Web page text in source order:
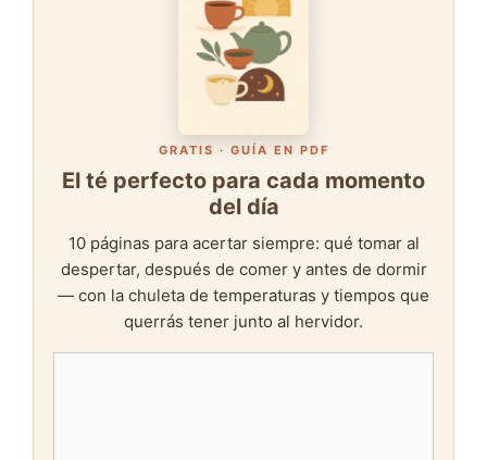
GRATIS · GUÍA EN PDF
El té perfecto para cada momento
del día
10 páginas para acertar siempre: qué tomar al
despertar, después de comer y antes de dormir
— con la chuleta de temperaturas y tiempos que
querrás tener junto al hervidor.